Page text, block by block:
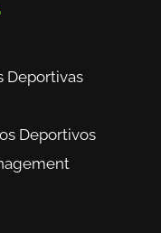
Deportivas
Deportivos